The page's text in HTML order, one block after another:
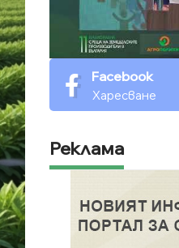
Facebook
Харесване
Реклама